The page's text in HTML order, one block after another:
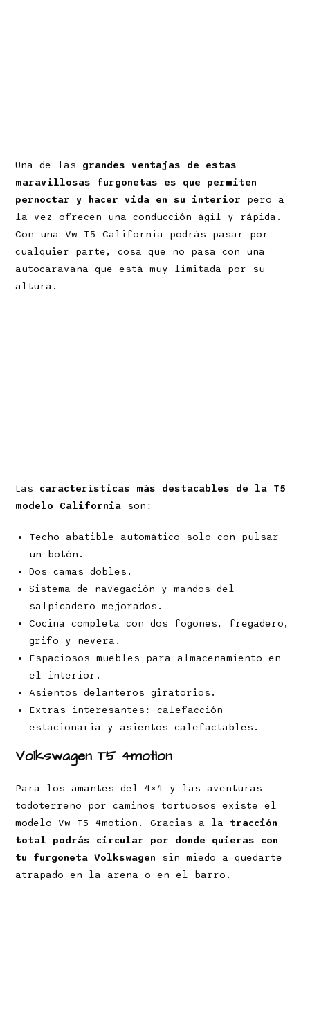
Una de las grandes ventajas de estas
maravillosas furgonetas es que permiten
pernoctar y hacer vida en su interior pero a
la vez ofrecen una conducción ágil y rápida.
Con una Vw T5 California podrás pasar por
cualquier parte, cosa que no pasa con una
autocaravana que está muy limitada por su
altura.
Las características más destacables de la T5
modelo California son:
Techo abatible automático solo con pulsar
un botón.
Dos camas dobles.
Sistema de navegación y mandos del
salpicadero mejorados.
Cocina completa con dos fogones, fregadero,
grifo y nevera.
Espaciosos muebles para almacenamiento en
el interior.
Asientos delanteros giratorios.
Extras interesantes: calefacción
estacionaria y asientos calefactables.
Volkswagen T5 4motion
Para los amantes del 4×4 y las aventuras
todoterreno por caminos tortuosos existe el
modelo Vw T5 4motion. Gracias a la tracción
total podrás circular por donde quieras con
tu furgoneta Volkswagen sin miedo a quedarte
atrapado en la arena o en el barro.